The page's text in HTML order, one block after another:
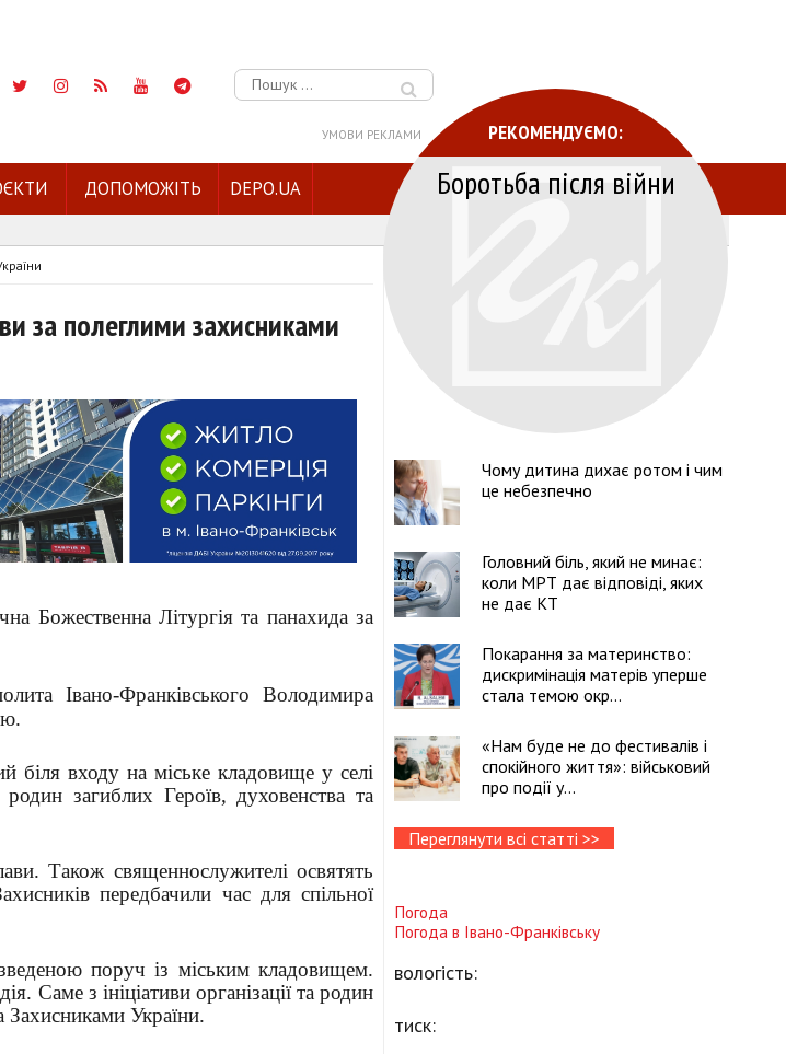
Пошук:
УМОВИ РЕКЛАМИ
ДОПОМОЖІТЬ DEPO.UA
за полеглими захисниками
Божественна Літургія та панахида за
Івано-Франківського Володимира
входу на міське кладовище у селі
загиблих Героїв, духовенства та
Також священнослужителі освятять
передбачили час для спільної
поруч із міським кладовищем.
Саме з ініціативи організації та родин
Захисниками України.
РЕКОМЕНДУЄМО:
Боротьба після війни
Чому дитина дихає ротом і чим
це небезпечно
Головний біль, який не минає:
коли МРТ дає відповіді, яких
не дає КТ
Покарання за материнство:
дискримінація матерів уперше
стала темою окр...
«Нам буде не до фестивалів і
спокійного життя»: військовий
про події у...
Переглянути всі статті >>
Погода
Погода в Івано-Франківську
вологість:
тиск: